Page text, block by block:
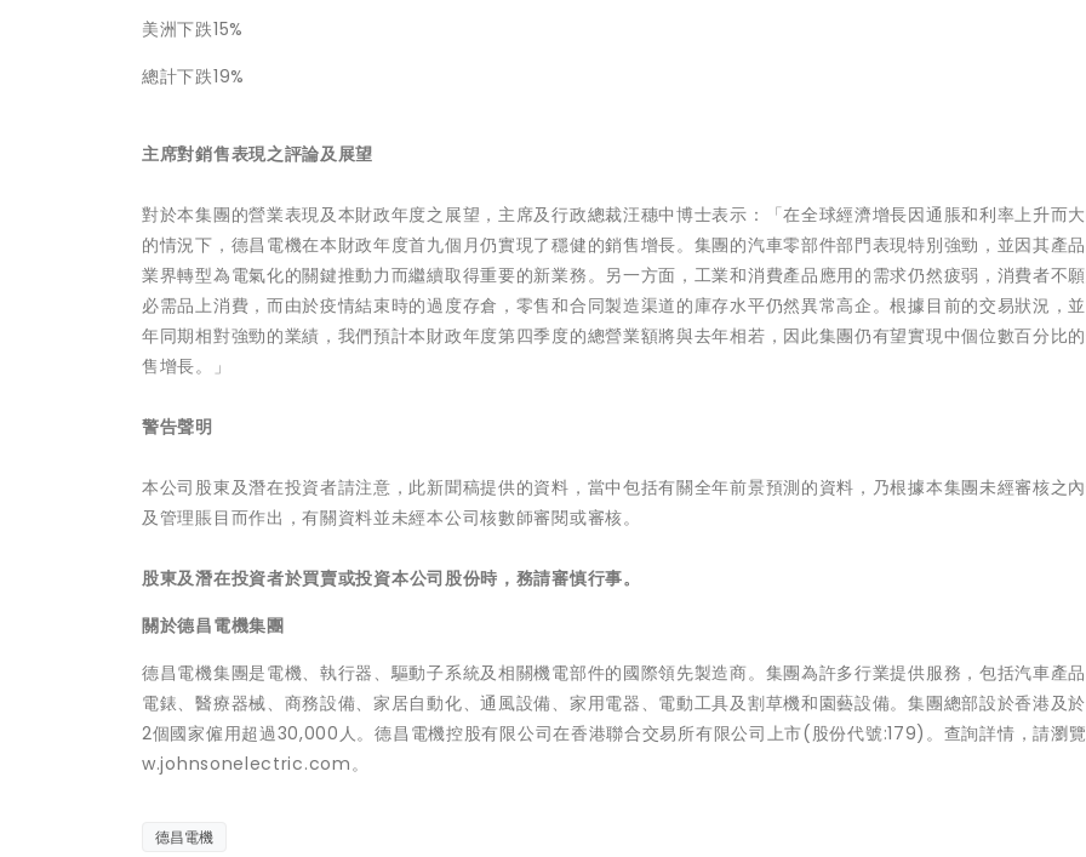
美洲下跌15%
總計下跌19%
主席對銷售表現之評論及展望
對於本集團的營業表現及本財政年度之展望，主席及行政總裁汪穗中博士表示：「在全球經濟增長因通脹和利率上升而
的情況下，德昌電機在本財政年度首九個月仍實現了穩健的銷售增長。集團的汽車零部件部門表現特別強勁，並因其產
業界轉型為電氣化的關鍵推動力而繼續取得重要的新業務。另一方面，工業和消費產品應用的需求仍然疲弱，消費者不
必需品上消費，而由於疫情結束時的過度存倉，零售和合同製造渠道的庫存水平仍然異常高企。根據目前的交易狀況，
年同期相對強勁的業績，我們預計本財政年度第四季度的總營業額將與去年相若，因此集團仍有望實現中個位數百分比
售增長。」
警告聲明
本公司股東及潛在投資者請注意，此新聞稿提供的資料，當中包括有關全年前景預測的資料，乃根據本集團未經審核之
及管理賬目而作出，有關資料並未經本公司核數師審閱或審核。
股東及潛在投資者於買賣或投資本公司股份時，務請審慎行事。
關於德昌電機集團
德昌電機集團是電機、執行器、驅動子系統及相關機電部件的國際領先製造商。集團為許多行業提供服務，包括汽車產
電錶、醫療器械、商務設備、家居自動化、通風設備、家用電器、電動工具及割草機和園藝設備。集團總部設於香港及
2個國家僱用超過30,000人。德昌電機控股有限公司在香港聯合交易所有限公司上市(股份代號:179)。查詢詳情，請瀏
w.johnsonelectric.com。
德昌電機